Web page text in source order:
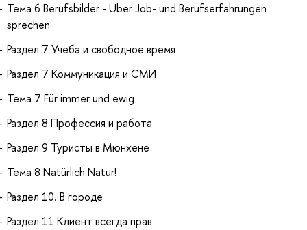
Тема 6 Berufsbilder - Über Job- und Berufserfahrungen
sprechen
Раздел 7 Учеба и свободное время
Раздел 7 Коммуникация и СМИ
Тема 7 Für immer und ewig
Раздел 8 Профессия и работа
Раздел 9 Туристы в Мюнхене
Тема 8 Natürlich Natur!
Раздел 10. В городе
Раздел 11 Клиент всегда прав